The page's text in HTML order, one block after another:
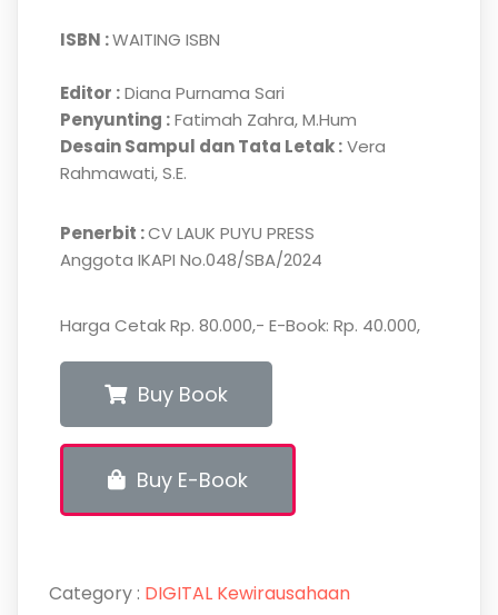
ISBN :WAITING ISBN
Editor :Diana Purnama Sari
Penyunting :Fatimah Zahra, M.Hum
Desain Sampul dan Tata Letak :Vera
Rahmawati, S.E.
Penerbit :CV LAUK PUYU PRESS
Anggota IKAPI No.048/SBA/2024
Harga Cetak Rp. 80.000,- E-Book: Rp. 40.000,
Buy Book
Buy E-Book
Category : DIGITAL Kewirausahaan